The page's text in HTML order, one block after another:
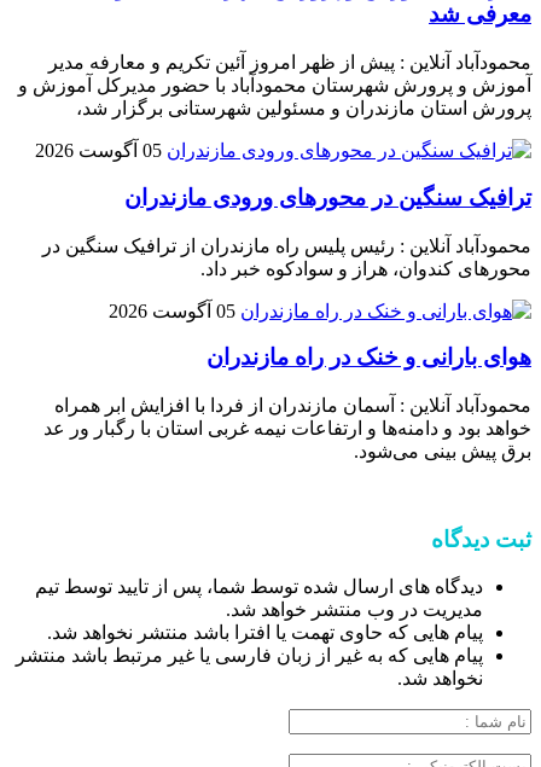
معرفی شد
محمودآباد آنلاین : پیش از ظهر امروز آئین تکریم و معارفه مدیر
آموزش و پرورش شهرستان محمودآباد با حضور مدیرکل آموزش و
پرورش استان مازندران و مسئولین شهرستانی برگزار شد،
05 آگوست 2026
ترافیک سنگین در محور‌های ورودی مازندران
محمودآباد آنلاین : رئیس پلیس راه مازندران از ترافیک سنگین در
محور‌های کندوان، هراز و سوادکوه خبر داد.
05 آگوست 2026
هوای بارانی و خنک در راه مازندران
محمودآباد آنلاین : آسمان مازندران از فردا با افزایش ابر همراه
خواهد بود و دامنه‌ها و ارتفاعات نیمه غربی استان با رگبار ور عد
برق پیش بینی می‌شود.
ثبت دیدگاه
دیدگاه های ارسال شده توسط شما، پس از تایید توسط تیم
مدیریت در وب منتشر خواهد شد.
پیام هایی که حاوی تهمت یا افترا باشد منتشر نخواهد شد.
پیام هایی که به غیر از زبان فارسی یا غیر مرتبط باشد منتشر
نخواهد شد.